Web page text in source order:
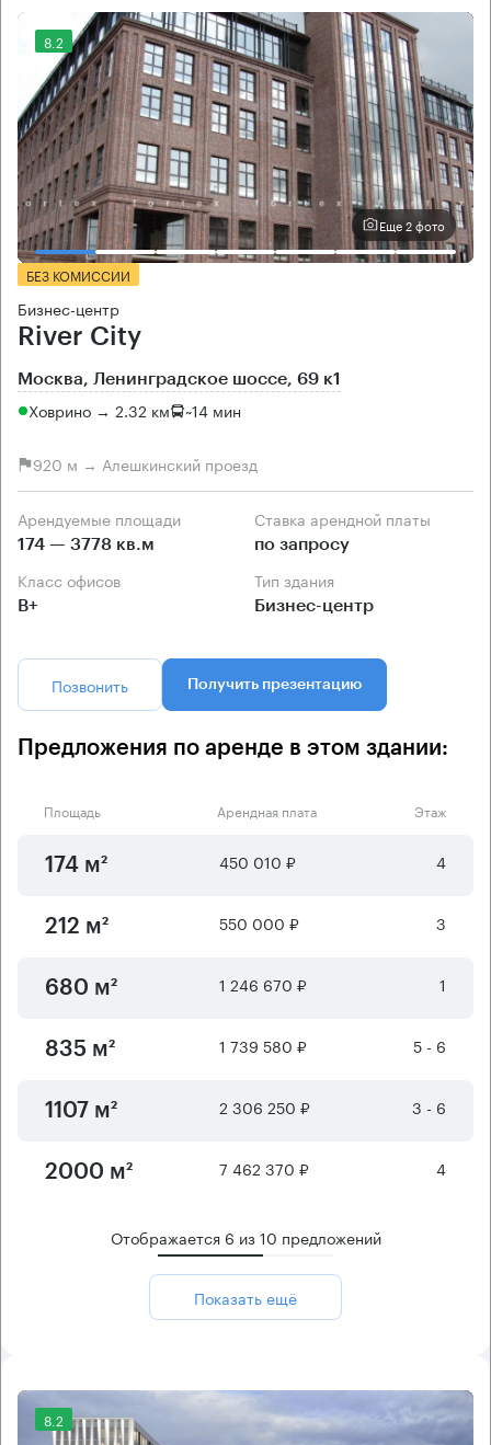
8.2
Еще 2 фото
БЕЗ КОМИССИИ
Бизнес-центр
River City
Москва, Ленинградское шоссе, 69 к1
Ховрино → 2.32 км ~14 мин
920 м → Алешкинский проезд
Арендуемые площади
174 — 3778 кв.м
Ставка арендной платы
по запросу
Класс офисов
B+
Тип здания
Бизнес-центр
Позвонить Получить презентацию
Предложения по аренде в этом здании:
Площадь Арендная плата Этаж
174 м² 450 010 ₽ 4
212 м² 550 000 ₽ 3
680 м² 1 246 670 ₽ 1
835 м² 1 739 580 ₽ 5 - 6
1107 м² 2 306 250 ₽ 3 - 6
2000 м² 7 462 370 ₽ 4
Отображается 6 из10 предложений
Показать ещё
8.2